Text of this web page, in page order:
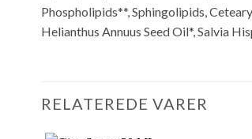
Phospholipids**, Sphingolipids,
Helianthus Annuus Seed Oil*, Salvia
RELATEREDE VARER